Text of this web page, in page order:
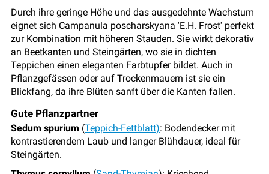
Durch ihre geringe Höhe und das ausgedehnte Wachstum
eignet sich Campanula poscharskyana 'E.H. Frost' perfekt
zur Kombination mit höheren Stauden. Sie wirkt dekorativ
an Beetkanten und Steingärten, wo sie in dichten
Teppichen einen eleganten Farbtupfer bildet. Auch in
Pflanzgefässen oder auf Trockenmauern ist sie ein
Blickfang, da ihre Blüten sanft über die Kanten fallen.
Gute Pflanzpartner
Sedum spurium (Teppich-Fettblatt): Bodendecker mit
kontrastierendem Laub und langer Blühdauer, ideal für
Steingärten.